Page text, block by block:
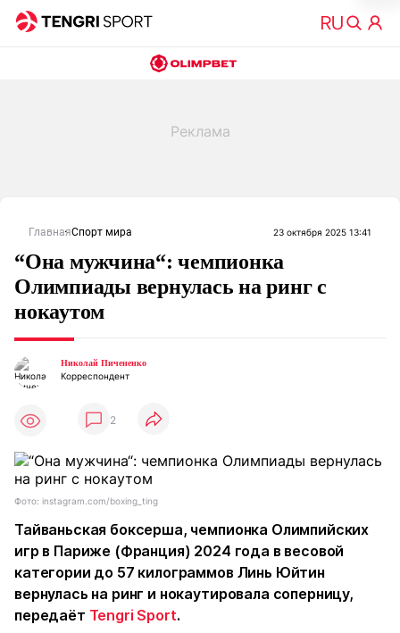
ГлавнаяСпорт мира 23 октября 2025 13:41
“Она мужчина“: чемпионка
Олимпиады вернулась на ринг с
нокаутом
Николай Пичененко
Корреспондент
2
Фото: instagram.com/boxing_ting
Тайваньская боксерша, чемпионка Олимпийских
игр в Париже (Франция) 2024 года в весовой
категории до 57 килограммов Линь Юйтин
вернулась на ринг и нокаутировала соперницу,
передаёт Tengri Sport.